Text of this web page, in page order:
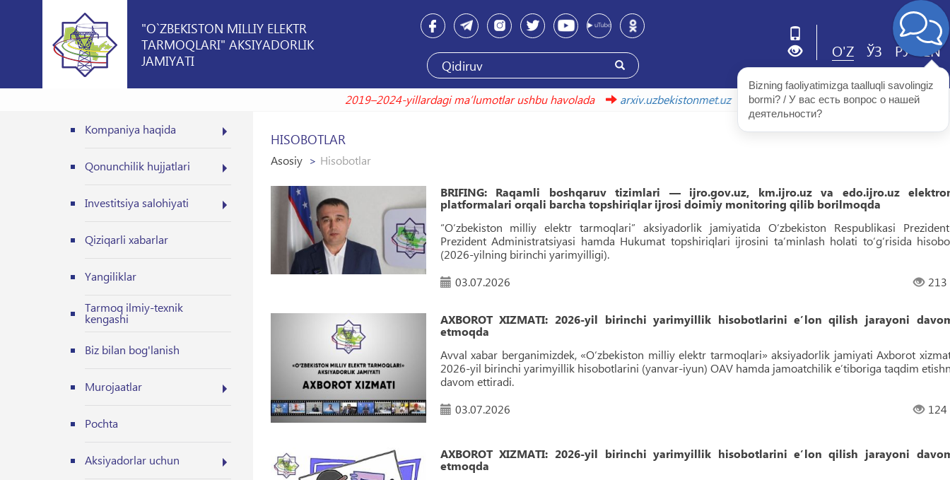
"O`ZBEKISTON MILLIY ELEKTR
TARMOQLARI" AKSIYADORLIK
JAMIYATI
O'Z ЎЗ РУ EN
2019–2024-yillardagi maʼlumotlar ushbu havolada
arxiv.uzbekistonmet.uz
Kompaniya haqida
Qonunchilik hujjatlari
Investitsiya salohiyati
Qiziqarli xabarlar
Yangiliklar
Tarmoq ilmiy-texnik
kengashi
Biz bilan bog'lanish
Murojaatlar
Pochta
Aksiyadorlar uchun
HISOBOTLAR
Asosiy Hisobotlar
BRIFING: Raqamli boshqaruv tizimlari — ijro.gov.uz, km.ijro.uz va edo.ijro.uz
platformalari orqali barcha topshiriqlar ijrosi doimiy monitoring qilib borilmoqda
“O‘zbekiston milliy elektr tarmoqlari” aksiyadorlik jamiyatida O‘zbekiston Respublikasi
Prezident Administratsiyasi hamda Hukumat topshiriqlari ijrosini taʼminlash holati to‘g‘risida
(2026-yilning birinchi yarimyilligi).
03.07.2026
213
AXBOROT XIZMATI: 2026-yil birinchi yarimyillik hisobotlarini e’lon qilish jarayoni
etmoqda
Avval xabar berganimizdek, «O‘zbekiston milliy elektr tarmoqlari» aksiyadorlik jamiyati Axborot
2026-yil birinchi yarimyillik hisobotlarini (yanvar-iyun) OAV hamda jamoatchilik e’tiboriga taqdim
davom ettiradi.
03.07.2026
124
AXBOROT XIZMATI: 2026-yil birinchi yarimyillik hisobotlarini e’lon qilish jarayoni
etmoqda
Bizning faoliyatimizga taalluqli savolingiz
bormi? / У вас есть вопрос о нашей
деятельности?